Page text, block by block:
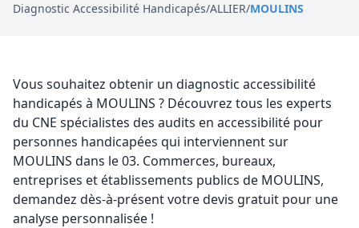
Diagnostic Accessibilité Handicapés/ALLIER/MOULINS
Vous souhaitez obtenir un diagnostic accessibilité
handicapés à MOULINS ? Découvrez tous les experts
du CNE spécialistes des audits en accessibilité pour
personnes handicapées qui interviennent sur
MOULINS dans le 03. Commerces, bureaux,
entreprises et établissements publics de MOULINS,
demandez dès-à-présent votre devis gratuit pour une
analyse personnalisée !